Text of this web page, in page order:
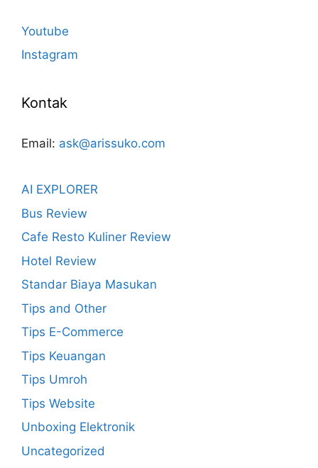
Youtube
Instagram
Kontak
Email: ask@arissuko.com
AI EXPLORER
Bus Review
Cafe Resto Kuliner Review
Hotel Review
Standar Biaya Masukan
Tips and Other
Tips E-Commerce
Tips Keuangan
Tips Umroh
Tips Website
Unboxing Elektronik
Uncategorized